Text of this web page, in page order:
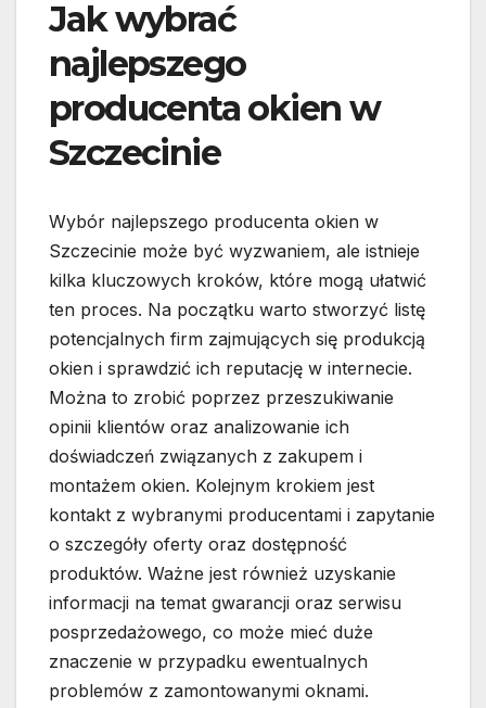
Jak wybrać
najlepszego
producenta okien w
Szczecinie
Wybór najlepszego producenta okien w
Szczecinie może być wyzwaniem, ale istnieje
kilka kluczowych kroków, które mogą ułatwić
ten proces. Na początku warto stworzyć listę
potencjalnych firm zajmujących się produkcją
okien i sprawdzić ich reputację w internecie.
Można to zrobić poprzez przeszukiwanie
opinii klientów oraz analizowanie ich
doświadczeń związanych z zakupem i
montażem okien. Kolejnym krokiem jest
kontakt z wybranymi producentami i zapytanie
o szczegóły oferty oraz dostępność
produktów. Ważne jest również uzyskanie
informacji na temat gwarancji oraz serwisu
posprzedażowego, co może mieć duże
znaczenie w przypadku ewentualnych
problemów z zamontowanymi oknami.